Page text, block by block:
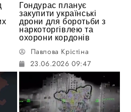
Гондурас планує
закупити українські
дрони для боротьби з
наркоторгівлею та
охорони кордонів
Павлова Крістіна
23.06.2026 09:47